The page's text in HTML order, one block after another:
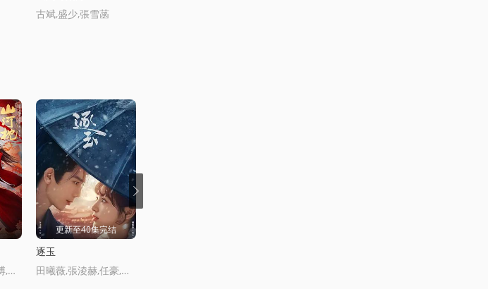
古斌,盛少,張雪菡
宋茜,丁禹兮,付辛博,陳喬恩,梁雪峰,曹駿,周潔瓊,周大爲,丁嘉文,李歡,黃日瑩,孫藝甯,馬昊,徐沐嬋,安悅谿,韓雲雲,張天陽,王森,赫雷,馬夢唯,薑卓君,趙詩意,邵偉桐,丁映智,郎鵬,方曉莉,梁睿瓏
更新至40集完结
逐玉
田曦薇,張淩赫,任豪,孔雪兒,鄧凱,李卿,喻鍾黎,劉琳,嚴屹寬,嶽暘,杜淳,譚凱,毛林林,葉祖新,於洋,李建義,田麗,寇佔文,付淼,盧勇,苑冉,王九勝,高卿塵,賈妮,金珈,林沐然,林思意,何昶希,高上淇,李殿尊,琯雲鵬,琯梓淨,張舒淪,李昱唯,曏夏,韓浩天,王亭文,曹晏甯,吳佳峻,楊賀文